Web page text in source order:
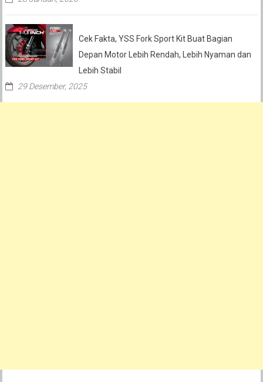
Cek Fakta, YSS Fork Sport Kit Buat Bagian
Depan Motor Lebih Rendah, Lebih Nyaman dan
Lebih Stabil
29 Desember, 2025